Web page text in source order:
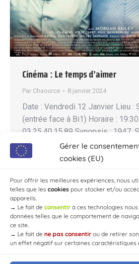
Gérer le
cookies (EU)
Pour offrir les meilleures expériences, nous
telles que les cookies pour stocker et/ou
appareils.
→ Le fait de consentir à ces technologies
données telles que le comportement de
ce site.
→ Le fait de ne pas consentir ou de retirer
un effet négatif sur certaines caractéristiques
Cinéma : Le temps d’aimer
Par Chaource 8 janvier 2024
Date : Vendredi 12 Janvier Lieu :
(entrée face à Bi1) Horaire :
03.25.40.15.89 Synopsis : 1947.
Madeleine, serveuse dans un
mère d’un petit garçon, fait la
comme une évidence. La